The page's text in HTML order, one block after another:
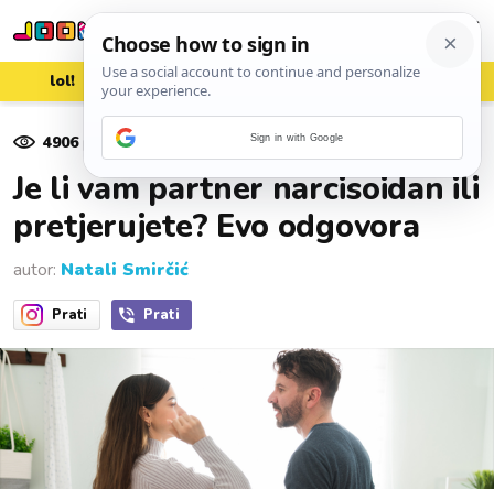
lol! aww vrh! woot?!
4906pregleda
Je li vam partner narcisoidan ili
pretjerujete? Evo odgovora
autor: Natali Smirčić
Prati Prati
Sign in with Google